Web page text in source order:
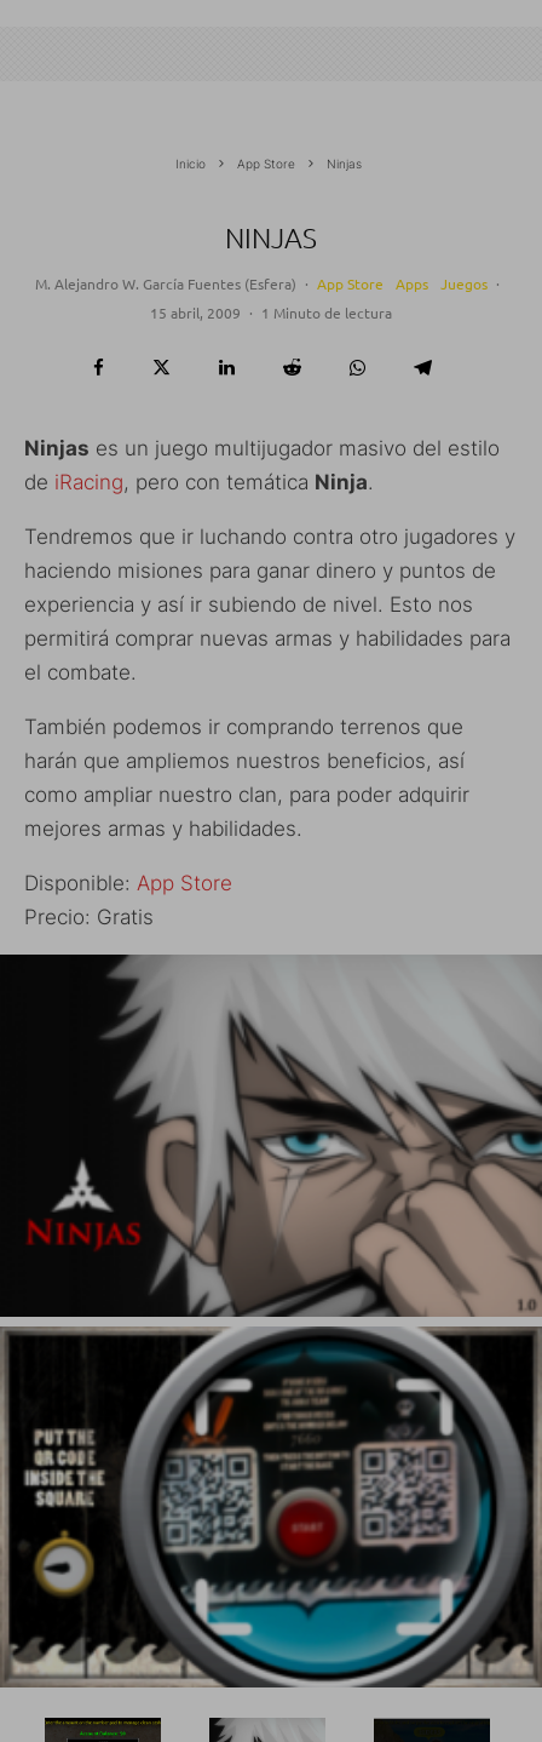
Inicio App Store Ninjas
NINJAS
M. Alejandro W. García Fuentes (Esfera) · App Store Apps Juegos ·
15 abril, 2009 · 1 Minuto de lectura
Ninjas es un juego multijugador masivo del estilo
de iRacing, pero con temática Ninja.
Tendremos que ir luchando contra otro jugadores y
haciendo misiones para ganar dinero y puntos de
experiencia y así ir subiendo de nivel. Esto nos
permitirá comprar nuevas armas y habilidades para
el combate.
También podemos ir comprando terrenos que
harán que ampliemos nuestros beneficios, así
como ampliar nuestro clan, para poder adquirir
mejores armas y habilidades.
Disponible: App Store
Precio: Gratis